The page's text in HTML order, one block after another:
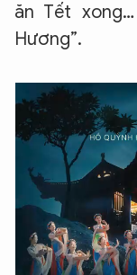
ăn Tết
Hương”.